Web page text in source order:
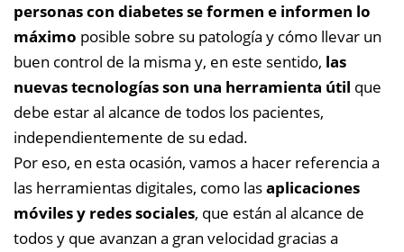
personas con diabetes se formen e informen lo
máximo posible sobre su patología y cómo llevar un
buen control de la misma y, en este sentido, las
nuevas tecnologías son una herramienta útil que
debe estar al alcance de todos los pacientes,
independientemente de su edad.
Por eso, en esta ocasión, vamos a hacer referencia a
las herramientas digitales, como lasaplicaciones
móviles y redes sociales, que están al alcance de
todos y que avanzan a gran velocidad gracias a